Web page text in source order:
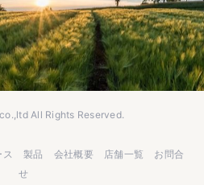
All Rights Reserved.
ス 製品 会社概要 店舗一覧
お問合
せ